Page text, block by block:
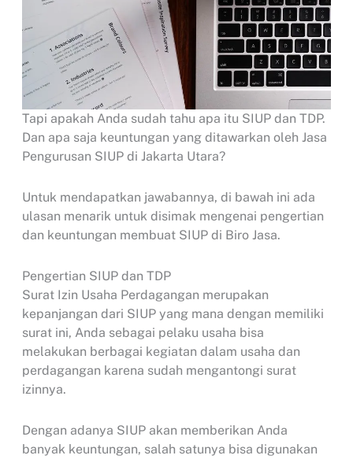
Tapi apakah Anda sudah tahu apa itu SIUP dan TDP.
Dan apa saja keuntungan yang ditawarkan oleh Jasa
Pengurusan SIUP di Jakarta Utara?
Untuk mendapatkan jawabannya, di bawah ini ada
ulasan menarik untuk disimak mengenai pengertian
dan keuntungan membuat SIUP di Biro Jasa.
Pengertian SIUP dan TDP
Surat Izin Usaha Perdagangan merupakan
kepanjangan dari SIUP yang mana dengan memiliki
surat ini, Anda sebagai pelaku usaha bisa
melakukan berbagai kegiatan dalam usaha dan
perdagangan karena sudah mengantongi surat
izinnya.
Dengan adanya SIUP akan memberikan Anda
banyak keuntungan, salah satunya bisa digunakan